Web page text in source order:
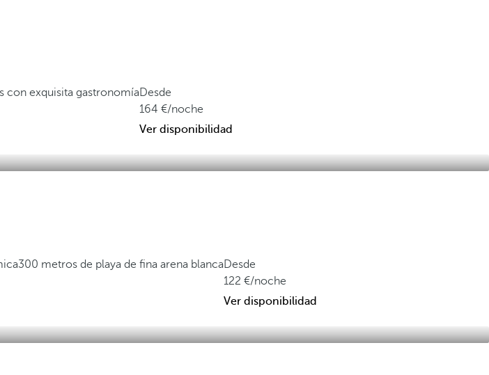
con exquisita gastronomíaDesde
164
/noche
Ver disponibilidad
300 metros de playa de fina arena blancaDesde
122
/noche
Ver disponibilidad